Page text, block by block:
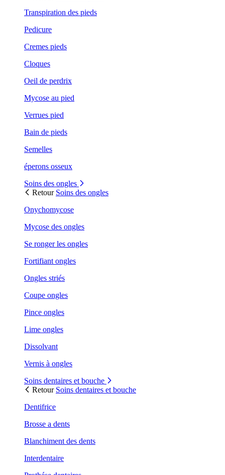
Transpiration des pieds
Pedicure
Cremes pieds
Cloques
Oeil de perdrix
Mycose au pied
Verrues pied
Bain de pieds
Semelles
éperons osseux
Soins des ongles
Retour Soins des ongles
Onychomycose
Mycose des ongles
Se ronger les ongles
Fortifiant ongles
Ongles striés
Coupe ongles
Pince ongles
Lime ongles
Dissolvant
Vernis à ongles
Soins dentaires et bouche
Retour Soins dentaires et bouche
Dentifrice
Brosse a dents
Blanchiment des dents
Interdentaire